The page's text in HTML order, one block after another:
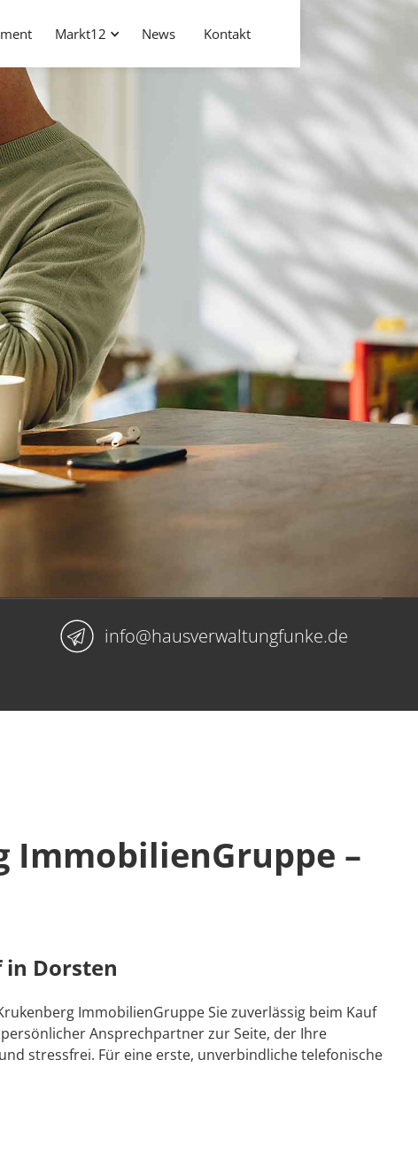
Markt12 News Kontakt
info@krukenberg-immobilien.de
info@hausverwaltungfunke.de
–
Dorsten
ImmobilienGruppe Sie zuverlässig beim Kauf
Ansprechpartner zur Seite, der Ihre
stressfrei. Für eine erste, unverbindliche telefonische